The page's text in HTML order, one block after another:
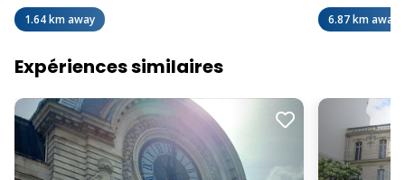
1.64 km away 6.87 km away
Expériences similaires